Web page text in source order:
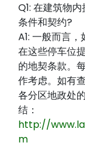
Q1: 在建筑物
条件和契约?
A1: 一般而言
在这些停车位
的地契条款。
作考虑。如有
各分区地政处
结：
http://
m